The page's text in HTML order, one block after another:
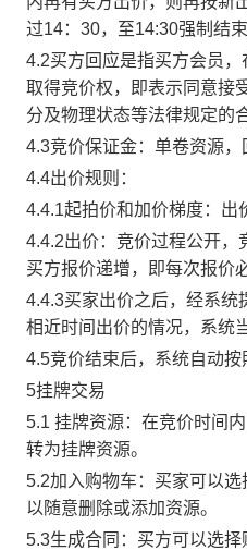
过14：30，至14:30强制结束
4.2买方回应是指买方会员
取得竞价权，即表示同意接
分及物理状态等法律规定的
4.3竞价保证金：单卷资源，
4.4出价规则：
4.4.1起拍价和加价梯度：出
4.4.2出价：竞价过程公开，
买方报价递增，即每次报价
4.4.3买家出价之后，经系统
相近时间出价的情况，系统
4.5竞价结束后，系统自动
5挂牌交易
5.1 挂牌资源：在竞价时间
转为挂牌资源。
5.2加入购物车：买家可以
以随意删除或添加资源。
5.3生成合同：买方可以选